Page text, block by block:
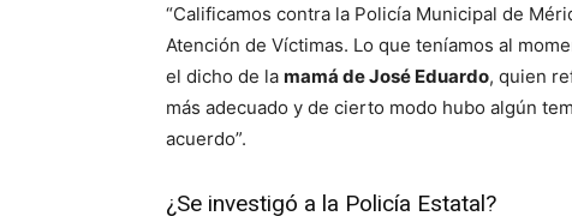
“Calificamos contra la Policía Municipal de
Atención de Víctimas. Lo que teníamos al
el dicho de la mamá de José Eduardo, quien
más adecuado y de cierto modo hubo algún
acuerdo”.
¿Se investigó a la Policía Estatal?